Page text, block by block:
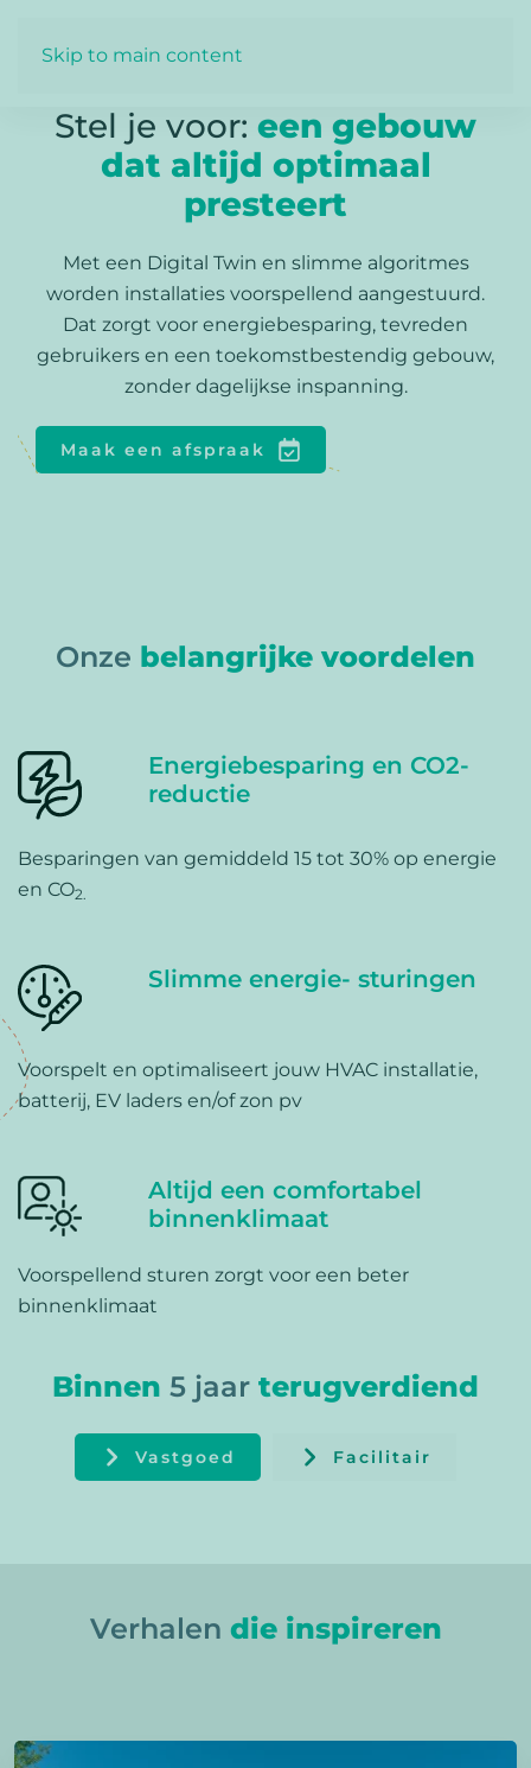
Skip to main content
Stel je voor: een gebouw
dat altijd optimaal
presteert
Met een Digital Twin en slimme algoritmes
worden installaties voorspellend aangestuurd.
Dat zorgt voor energiebesparing, tevreden
gebruikers en een toekomstbestendig gebouw,
zonder dagelijkse inspanning.
Maak een afspraak
Onze belangrijke voordelen
Energiebesparing en CO2-
reductie
Besparingen van gemiddeld 15 tot 30% op energie
en CO2.
Slimme energie- sturingen
Voorspelt en optimaliseert jouw HVAC installatie,
batterij, EV laders en/of zon pv
Altijd een comfortabel
binnenklimaat
Voorspellend sturen zorgt voor een beter
binnenklimaat
Binnen 5 jaar terugverdiend
Vastgoed Facilitair
Verhalen die inspireren